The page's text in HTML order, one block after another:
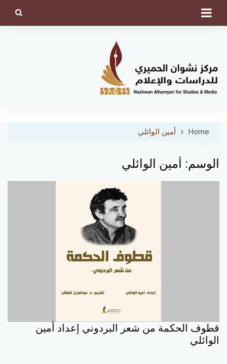
Home أمين الوائلي
الوسم: أمين الوائلي
قطوف الحكمة من شعر البردوني إعداد أمين
الوائلي